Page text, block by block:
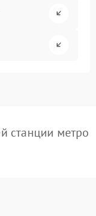
станции метро